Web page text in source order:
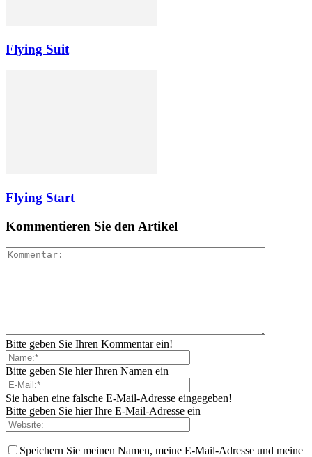
Flying Suit
Flying Start
Kommentieren Sie den Artikel
Bitte geben Sie Ihren Kommentar ein!
Bitte geben Sie hier Ihren Namen ein
Sie haben eine falsche E-Mail-Adresse eingegeben!
Bitte geben Sie hier Ihre E-Mail-Adresse ein
Speichern Sie meinen Namen, meine E-Mail-Adresse und meine